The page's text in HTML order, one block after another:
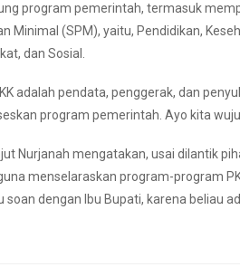
program pemerintah, termasuk
Minimal (SPM), yaitu, Pendidikan,
dan Sosial.
adalah pendata, penggerak, dan
program pemerintah. Ayo kita
Nurjanah mengatakan, usai dilantik
menselaraskan program-program
soan dengan Ibu Bupati, karena beliau